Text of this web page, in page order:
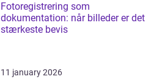
Fotoregistrering som
dokumentation: når billeder er det
stærkeste bevis
11 january 2026